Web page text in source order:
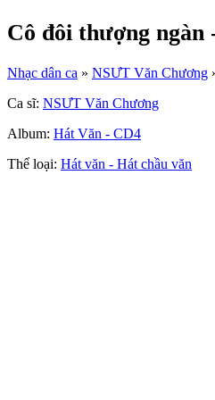
Cô đôi thượng
Nhạc dân ca » NSƯT Văn Chương
Ca sĩ: NSƯT Văn Chương
Album: Hát Văn - CD4
Thể loại: Hát văn - Hát chầu văn